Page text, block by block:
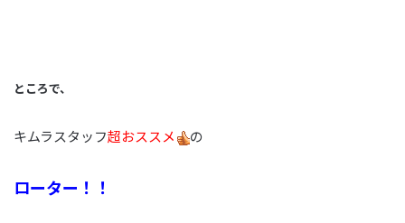
ところで、
キムラスタッフ超おススメ の
ローター！！